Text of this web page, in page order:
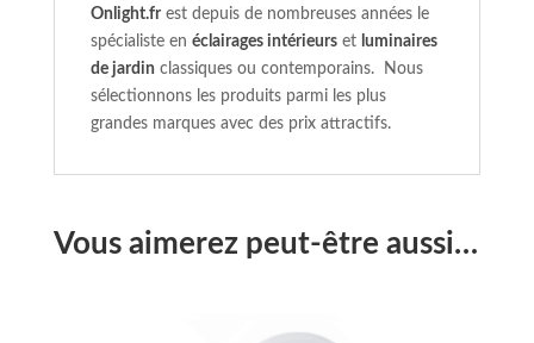
Onlight.frest depuis de nombreuses années le
spécialiste en éclairages intérieurset luminaires
de jardin classiques ou contemporains. Nous
sélectionnons les produits parmi les plus
grandes marques avec des prix attractifs.
Vous aimerez peut-être aussi…